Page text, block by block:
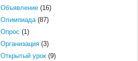
Объявление(16)
Олимпиада(87)
Опрос (1)
Организация(3)
Открытый урок(9)